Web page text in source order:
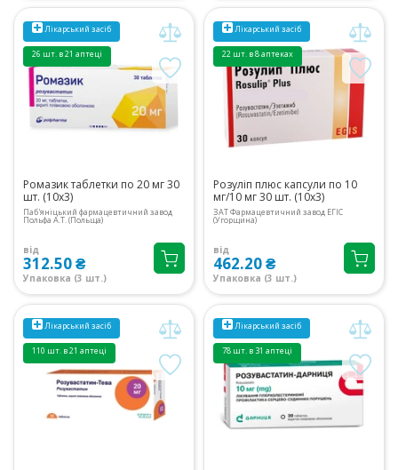
Лікарський засіб
26 шт. в 21 аптеці
Ромазик таблетки по 20 мг 30
шт. (10х3)
Паб'яніцький фармацевтичний завод
Польфа А.Т. (Польща)
від
312.50 ₴
Упаковка (3 шт.)
Лікарський засіб
22 шт. в 8 аптеках
Розуліп плюс капсули по 10
мг/10 мг 30 шт. (10х3)
ЗАТ Фармацевтичний завод ЕГІС
(Угорщина)
від
462.20 ₴
Упаковка (3 шт.)
Лікарський засіб
110 шт. в 21 аптеці
Лікарський засіб
78 шт. в 31 аптеці